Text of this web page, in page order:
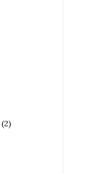
(2)